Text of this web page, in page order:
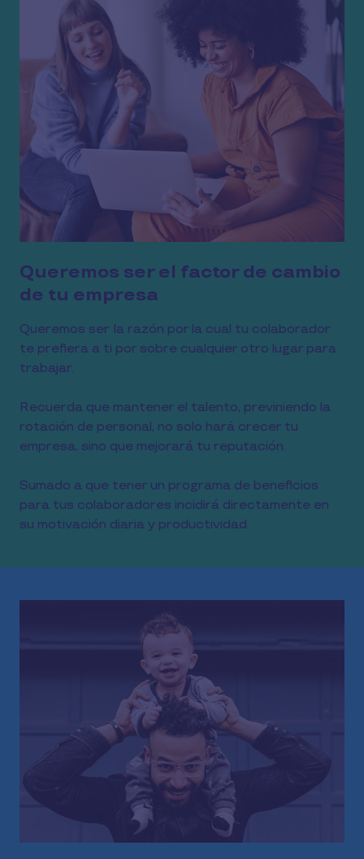
Queremos ser el factor de cambio
de tu empresa
Queremos ser la razón por la cual tu colaborador
te prefiera a ti por sobre cualquier otro lugar para
trabajar.
Recuerda que mantener el talento, previniendo la
rotación de personal, no solo hará crecer tu
empresa, sino que mejorará tu reputación.
Sumado a que tener un programa de beneficios
para tus colaboradores incidirá directamente en
su motivación diaria y productividad.